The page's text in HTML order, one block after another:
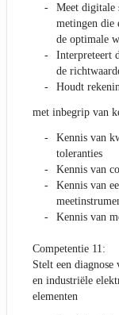
Meet digitale
metingen die
de optimale
Interpreteert
de
Houdt
met inbegrip van
Kennis van
toleranties
Kennis van
Kennis van
Kennis van
Competentie 11:
Stelt een
en industriële
elementen